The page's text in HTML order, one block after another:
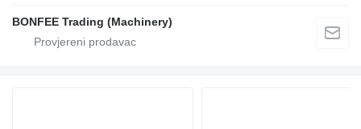
BONFEE Trading (Machinery)